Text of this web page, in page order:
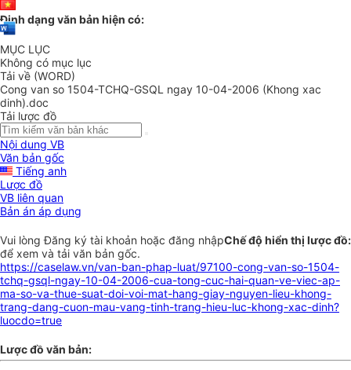
Định dạng văn bản hiện có:
MỤC LỤC
Không có mục lục
Tải về (WORD)
Cong van so 1504-TCHQ-GSQL ngay 10-04-2006 (Khong xac
dinh).doc
Tải lược đồ
Nội dung VB
Văn bản gốc
Tiếng anh
Lược đồ
VB liên quan
Bản án áp dụng
Chế độ hiển thị lược đồ:
Vui lòngĐăng ký tài khoản hoặc đăng nhập
để xem và tải văn bản gốc.
https://caselaw.vn/van-ban-phap-luat/97100-cong-van-so-1504-
tchq-gsql-ngay-10-04-2006-cua-tong-cuc-hai-quan-ve-viec-ap-
ma-so-va-thue-suat-doi-voi-mat-hang-giay-nguyen-lieu-khong-
trang-dang-cuon-mau-vang-tinh-trang-hieu-luc-khong-xac-dinh?
luocdo=true
Lược đồ văn bản: